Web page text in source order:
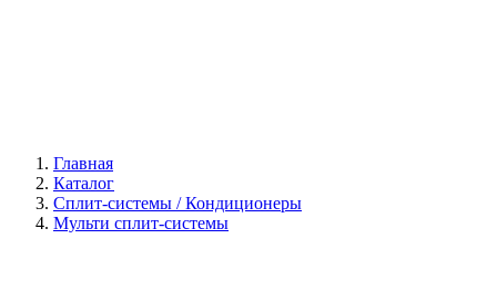
Главная
Каталог
Сплит-системы / Кондиционеры
Мульти сплит-системы